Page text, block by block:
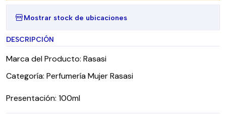
Mostrar stock de ubicaciones
DESCRIPCIÓN
Marca del Producto: Rasasi
Categoría: Perfumería Mujer Rasasi
Presentación: 100ml